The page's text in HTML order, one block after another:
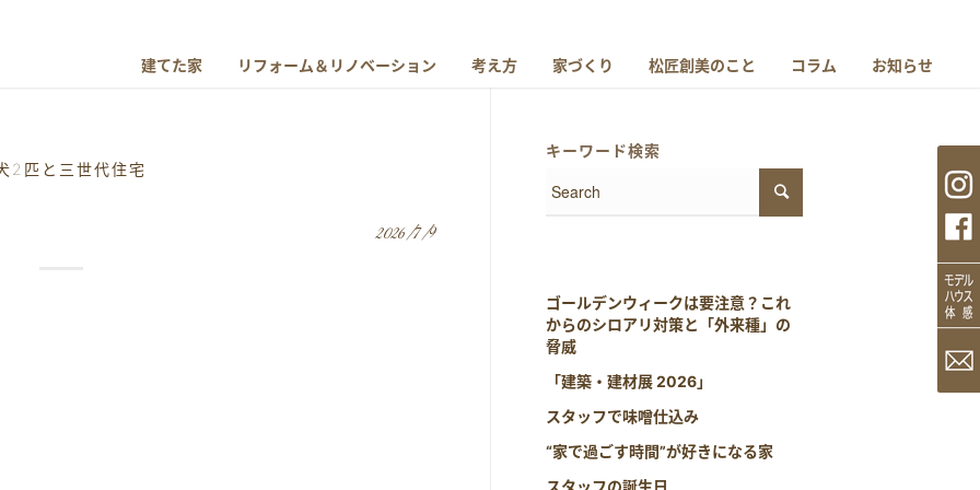
建てた家 リフォーム＆リノベーション 考え方 家づくり 松匠創美のこと コラム お知らせ
2匹と三世代住宅
2026/7/9
キーワード検索
ゴールデンウィークは要注意？これ
からのシロアリ対策と「外来種」の
脅威
「建築・建材展 2026」
スタッフで味噌仕込み
“家で過ごす時間”が好きになる家
スタッフの誕生日